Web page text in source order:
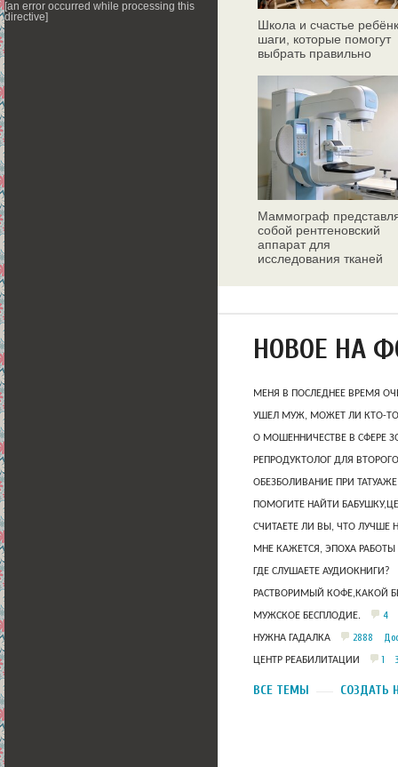
[an error occurred while processing this
directive]
Школа и счастье
шаги, которые помогут
выбрать правильно
Маммограф
собой рентгеновский
аппарат для
исследования тканей
НОВОЕ НА
МЕНЯ В ПОСЛЕДНЕЕ ВРЕМЯ
УШЕЛ МУЖ, МОЖЕТ ЛИ КТО-ТО
О МОШЕННИЧЕСТВЕ В СФЕРЕ
РЕПРОДУКТОЛОГ ДЛЯ
ОБЕЗБОЛИВАНИЕ ПРИ
ПОМОГИТЕ НАЙТИ
СЧИТАЕТЕ ЛИ ВЫ, ЧТО ЛУЧШЕ
МНЕ КАЖЕТСЯ, ЭПОХА
ГДЕ СЛУШАЕТЕ АУДИОКНИГИ?
РАСТВОРИМЫЙ КОФЕ,КАКОЙ
МУЖСКОЕ БЕСПЛОДИЕ. 4
НУЖНА ГАДАЛКА 2888
ЦЕНТР РЕАБИЛИТАЦИИ 1
ВСЕ ТЕМЫ СОЗДАТЬ